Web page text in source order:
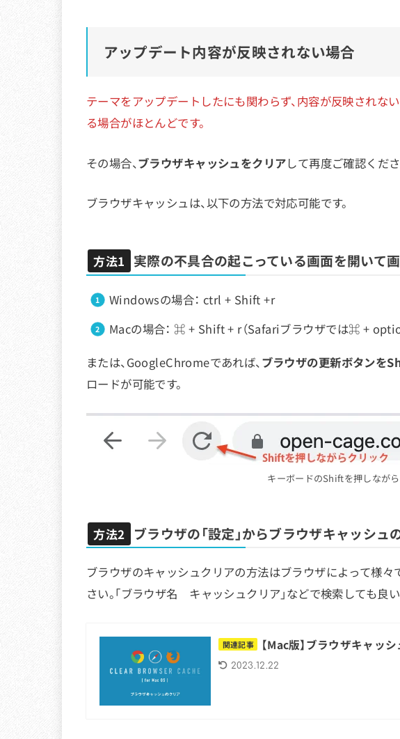
アップデート内容が反映されない場合
テーマをアップデートしたにも関わらず、内容が反映されない
る場合がほとんどです。
その場合、ブラウザキャッシュをクリアして再度ご確認くださ
ブラウザキャッシュは、以下の方法で対応可能です。
方法1 実際の不具合の起こっている画面を開いて
Windowsの場合： ctrl + Shift +r
Macの場合： ⌘ + Shift + r（Safariブラウザでは⌘ +
または、GoogleChromeであれば、 ブラウザの更新ボタンを
ロードが可能です。
キーボードのShiftを押しなが
方法2 ブラウザの「設定」からブラウザキャッシュ
ブラウザのキャッシュクリアの方法はブラウザによって様々
さい。「ブラウザ名 キャッシュクリア」などで検索しても良い
関連記事 【Mac版】ブラウザキャッ
2023.12.22